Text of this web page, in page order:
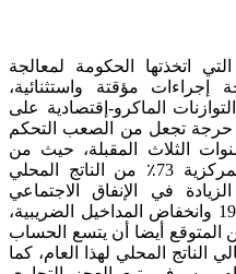
اتخذتها الحكومة لمعالجة
إجراءات مؤقتة واستثنائية،
الماكرو-إقتصادية على
حرجة تجعل من الصعب التحكم
الثلاث المقبلة، حيث من
المتوقع أن تبلغ ديون الحكومة المركزية 73٪ من الناتج المحلي
عام 2020 بسبب الزيادة في الإنفاق الاجتماعي
والاقتصادي المرتبط بجائحة كوفيد-19 وانخفاض المداخيل الضريبية،
أيضا أن يتسع الحساب
7٪ من إجمالي الناتج المحلي لهذا العام، كما